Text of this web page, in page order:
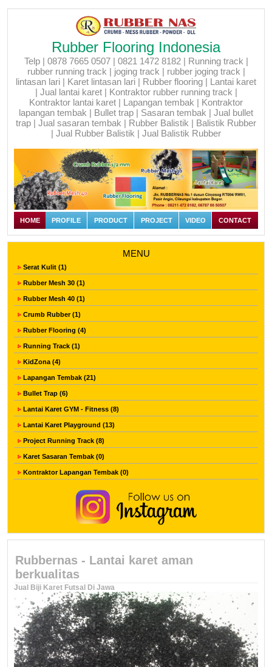
Rubber Flooring Indonesia
Telp | 0878 7665 0507 | 0821 1472 8182 | Running track |
rubber running track | joging track | rubber joging track |
lintasan lari | Karet lintasan lari | Rubber flooring | Lantai karet
| Jual lantai karet | Kontraktor rubber running track |
Kontraktor lantai karet | Lapangan tembak | Kontraktor
lapangan tembak | Bullet trap | Sasaran tembak | Jual bullet
trap | Jual sasaran tembak | Rubber Balistik | Balistik Rubber
| Jual Rubber Balistik | Jual Balistik Rubber
HOME PROFILE PRODUCT PROJECT VIDEO CONTACT
MENU
Serat Kulit (1)
Rubber Mesh 30 (1)
Rubber Mesh 40 (1)
Crumb Rubber (1)
Rubber Flooring (4)
Running Track (1)
KidZona (4)
Lapangan Tembak (21)
Bullet Trap (6)
Lantai Karet GYM - Fitness (8)
Lantai Karet Playground (13)
Project Running Track (8)
Karet Sasaran Tembak (0)
Kontraktor Lapangan Tembak (0)
Rubbernas - Lantai karet aman
berkualitas
Jual Biji Karet Futsal Di Jawa